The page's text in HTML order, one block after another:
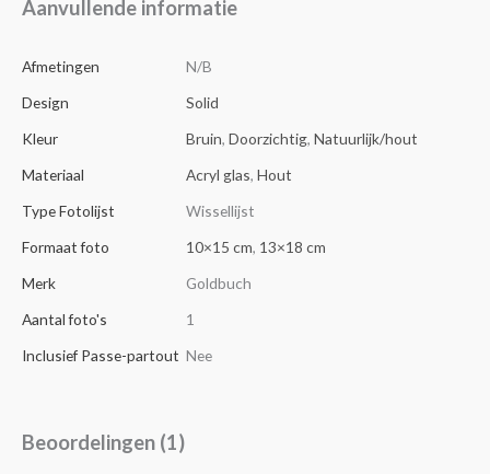
Aanvullende informatie
Afmetingen
N/B
Design
Solid
Kleur
Bruin, Doorzichtig, Natuurlijk/hout
Materiaal
Acryl glas, Hout
Type Fotolijst
Wissellijst
Formaat foto
10×15 cm, 13×18 cm
Merk
Goldbuch
Aantal foto's
1
Inclusief Passe-partout Nee
Beoordelingen (1)